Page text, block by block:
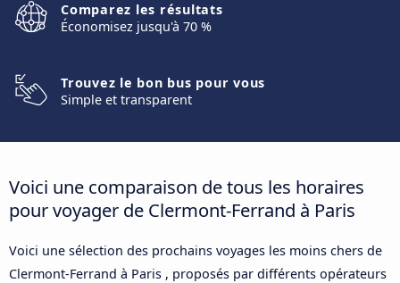
Comparez les résultats
Économisez jusqu'à 70 %
Trouvez le bon bus pour vous
Simple et transparent
Voici une comparaison de tous les horaires
pour voyager de Clermont-Ferrand à Paris
Voici une sélection des prochains voyages les moins chers de
Clermont-Ferrand à Paris , proposés par différents opérateurs